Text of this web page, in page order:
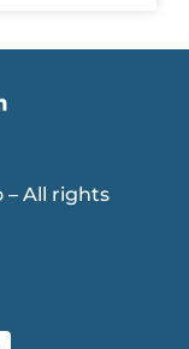
– All rights